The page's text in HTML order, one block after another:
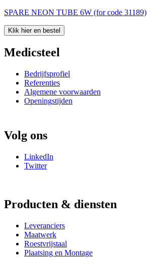
SPARE NEON TUBE 6W (for code 31189)
Klik hier en bestel
Medicsteel
Bedrijfsprofiel
Referenties
Algemene voorwaarden
Openingstijden
Volg ons
LinkedIn
Twitter
Producten & diensten
Leveranciers
Maatwerk
Roestvrijstaal
Plaatsing en Montage